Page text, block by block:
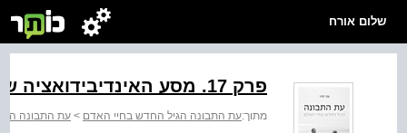
שלום אורח
פרק 17. מסע האינדיבידואציה שלי
מתוך:עת התבונה הגיל החדש בחיי האדם > עת התבונה